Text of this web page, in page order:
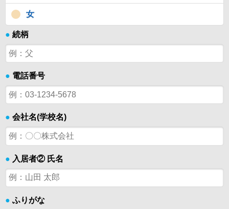
女
● 続柄
● 電話番号
● 会社名(学校名)
● 入居者② 氏名
● ふりがな